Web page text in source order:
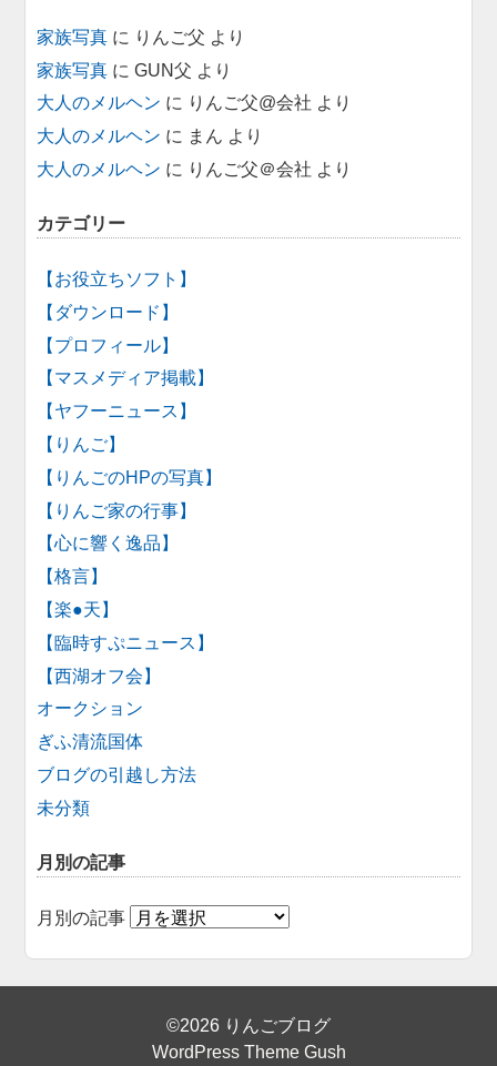
家族写真 に りんご父 より
家族写真 にGUN父 より
大人のメルヘン に りんご父@会社 より
大人のメルヘン に まん より
大人のメルヘン に りんご父＠会社 より
カテゴリー
【お役立ちソフト】
【ダウンロード】
【プロフィール】
【マスメディア掲載】
【ヤフーニュース】
【りんご】
【りんごのHPの写真】
【りんご家の行事】
【心に響く逸品】
【格言】
【楽●天】
【臨時すぷニュース】
【西湖オフ会】
オークション
ぎふ清流国体
ブログの引越し方法
未分類
月別の記事
月別の記事
©2026 りんごブログ
WordPress Theme Gush